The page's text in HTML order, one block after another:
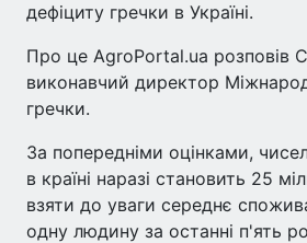
дефіциту гречки в Україні.
Про це AgroPortal.ua розповів
виконавчий директор
гречки.
За попередніми оцінками,
в країні наразі становить 25
взяти до уваги середнє
одну людину за останні п'ять